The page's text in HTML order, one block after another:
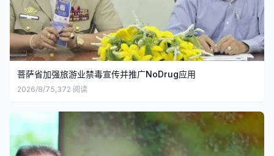
菩萨省加强旅游业禁毒宣传并推广NoDrug应用
2026/8/75,372 阅读